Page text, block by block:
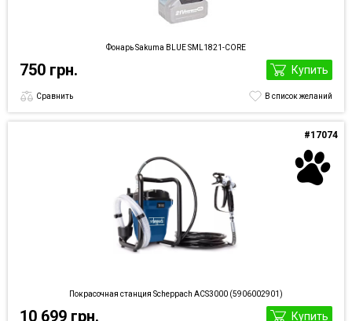
Фонарь Sakuma BLUE SML1821-CORE
750 грн. Купить
Сравнить В список желаний
Покрасочная станция Scheppach ACS3000 (5906002901)
#17074
10 699 грн. Купить